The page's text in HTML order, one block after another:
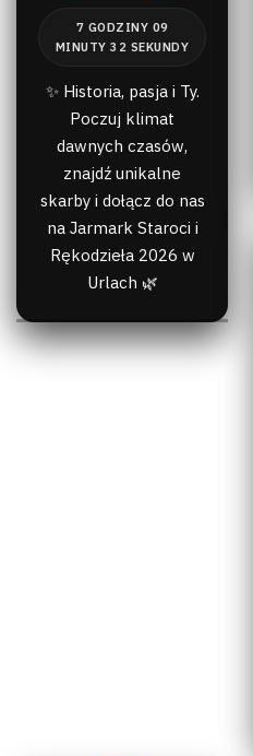
✨ Historia, pasja i Ty.
Poczuj klimat
dawnych czasów,
znajdź unikalne
skarby i dołącz do nas
na Jarmark Staroci i
Rękodzieła 2026 w
Urlach 🌿